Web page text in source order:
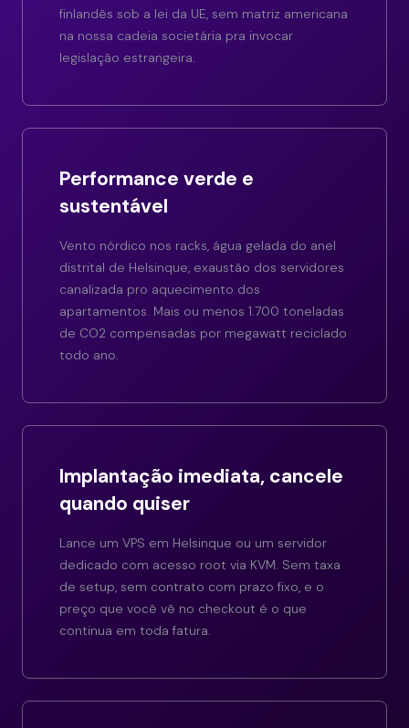
finlandês sob a lei da UE, sem matriz americana
na nossa cadeia societária pra invocar
legislação estrangeira.
Performance verde e
sustentável
Vento nórdico nos racks, água gelada do anel
distrital de Helsinque, exaustão dos servidores
canalizada pro aquecimento dos
apartamentos. Mais ou menos 1.700 toneladas
de CO2 compensadas por megawatt reciclado
todo ano.
Implantação imediata, cancele
quando quiser
Lance um VPS em Helsinque ou um servidor
dedicado com acesso root via KVM. Sem taxa
de setup, sem contrato com prazo fixo, e o
preço que você vê no checkout é o que
continua em toda fatura.